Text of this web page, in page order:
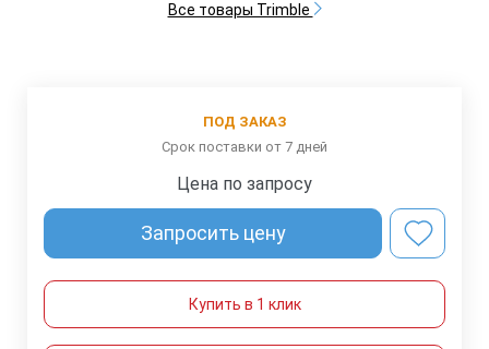
Все товары Trimble
ПОД ЗАКАЗ
Срок поставки от 7 дней
Цена по запросу
Запросить цену
Купить в 1 клик